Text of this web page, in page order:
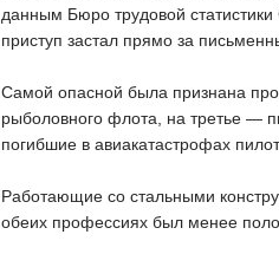
данным Бюро трудовой
приступ застал прямо за
Самой опасной была признана
рыболовного флота, на третье —
погибшие в авиакатастрофах
Работающие со стальными
обеих профессиях был менее